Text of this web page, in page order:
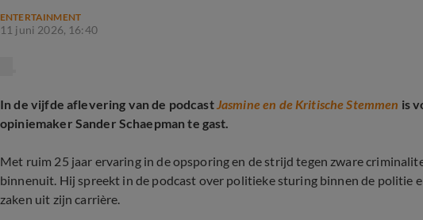
ENTERTAINMENT
11 juni 2026, 16:40
In de vijfde aflevering van de podcastJasmine en de Kritische Stemmen is
opiniemaker Sander Schaepman te gast.
Met ruim 25 jaar ervaring in de opsporing en de strijd tegen zware
binnenuit. Hij spreekt in de podcast over politieke sturing binnen de politie
zaken uit zijn carrière.